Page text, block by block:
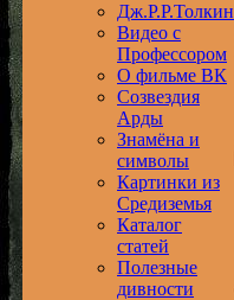
Дж.Р.Р.Толкин
Видео с
Профессором
О фильме ВК
Созвездия
Арды
Знамёна и
символы
Картинки из
Средиземья
Каталог
статей
Полезные
дивности